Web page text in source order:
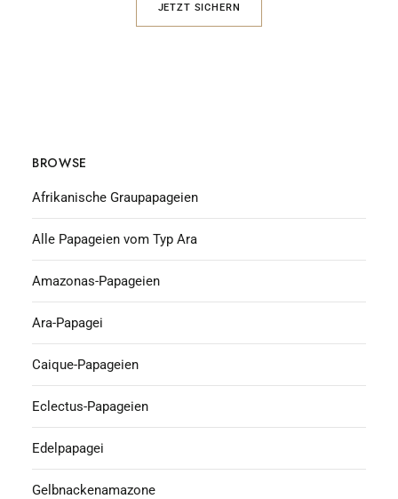
JETZT SICHERN
BROWSE
Afrikanische Graupapageien
Alle Papageien vom Typ Ara
Amazonas-Papageien
Ara-Papagei
Caique-Papageien
Eclectus-Papageien
Edelpapagei
Gelbnackenamazone